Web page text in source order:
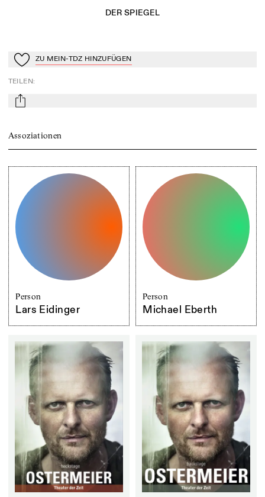
DER SPIEGEL
Zu Mein-TdZ hinzufügen
ZU MEIN-TDZ HINZUFÜGEN
TEILEN:
mail
Assoziationen
Person
Lars Eidinger
Person
Michael Eberth